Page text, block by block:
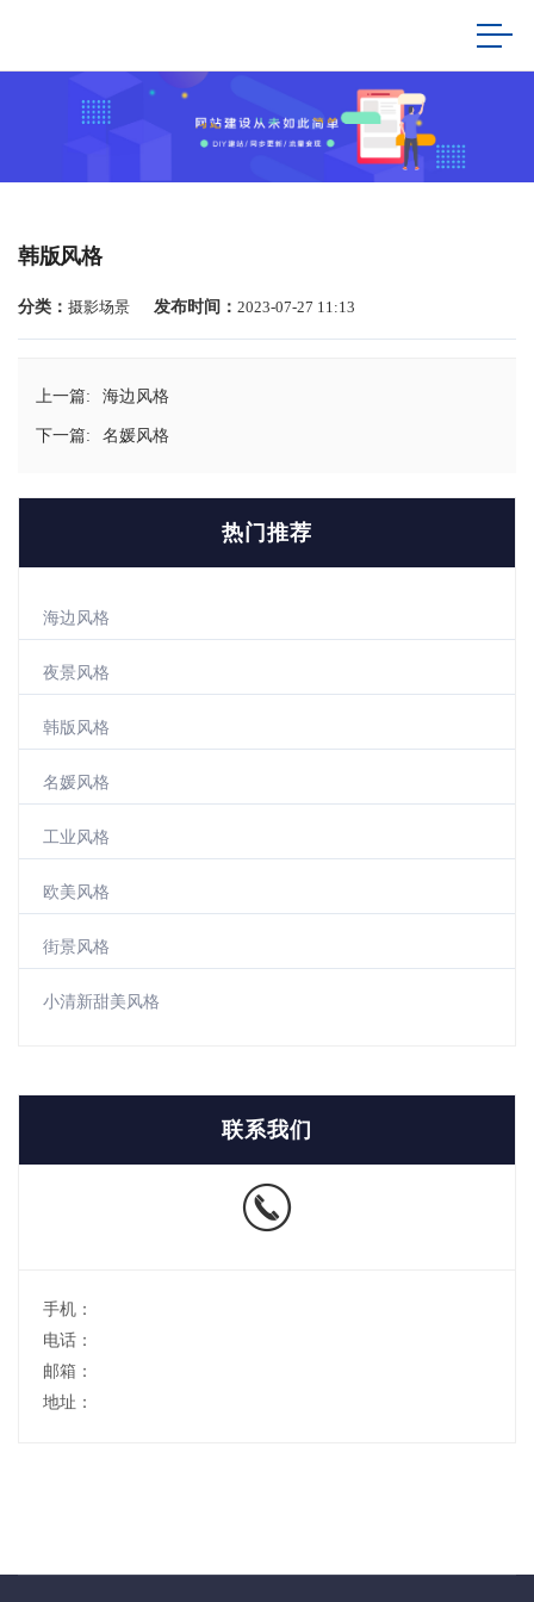
韩版风格
分类： 摄影场景 发布时间： 2023-07-27 11:13
上一篇: 海边风格
下一篇: 名媛风格
热门推荐
海边风格
夜景风格
韩版风格
名媛风格
工业风格
欧美风格
街景风格
小清新甜美风格
联系我们
手机：
电话：
邮箱：
地址：